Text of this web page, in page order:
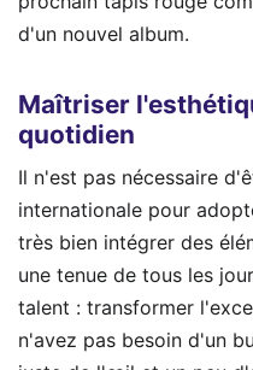
d'un nouvel album.
Maîtriser
quotidien
Il n'est pas nécessaire
internationale pour
très bien intégrer des
une tenue de tous les
talent : transformer
n'avez pas besoin d'un